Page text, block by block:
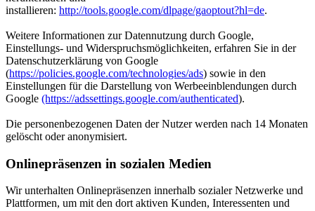
installieren: http://tools.google.com/dlpage/gaoptout?hl=de.
Weitere Informationen zur Datennutzung durch Google,
Einstellungs- und Widerspruchsmöglichkeiten, erfahren Sie in der
Datenschutzerklärung von Google
(https://policies.google.com/technologies/ads) sowie in den
Einstellungen für die Darstellung von Werbeeinblendungen durch
Google (https://adssettings.google.com/authenticated).
Die personenbezogenen Daten der Nutzer werden nach 14 Monaten
gelöscht oder anonymisiert.
Onlinepräsenzen in sozialen Medien
Wir unterhalten Onlinepräsenzen innerhalb sozialer Netzwerke und
Plattformen, um mit den dort aktiven Kunden, Interessenten und